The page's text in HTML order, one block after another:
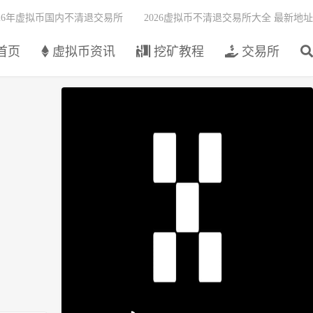
页 虚拟币资讯 挖矿教程 交易所
年虚拟币国内不清退交易所 2026虚拟币不清退交易所大全 最新地址